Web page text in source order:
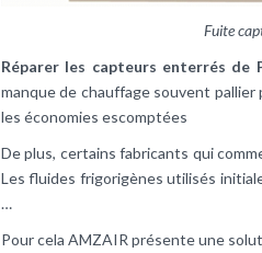
Fuite
Réparer les capteurs enterrés de
manque de chauffage souvent
les économies escomptées
De plus, certains fabricants qui
Les fluides frigorigènes utilisés
…
Pour cela AMZAIR présente une